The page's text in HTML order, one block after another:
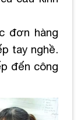
đơn hàng
tay nghề.
đến công